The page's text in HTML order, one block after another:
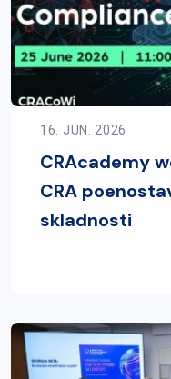
16. JUN. 2026
CRAcademy
CRA
skladnosti